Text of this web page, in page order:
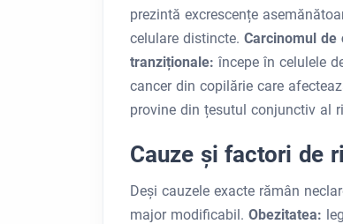
prezintă excrescențe
celulare distincte. Carcinomul de
tranziționale: începe în celulele
cancer din copilărie care
provine din țesutul conjunctiv al
Cauze și factori de
Deși cauzele exacte rămân
major modificabil. Obezitatea: